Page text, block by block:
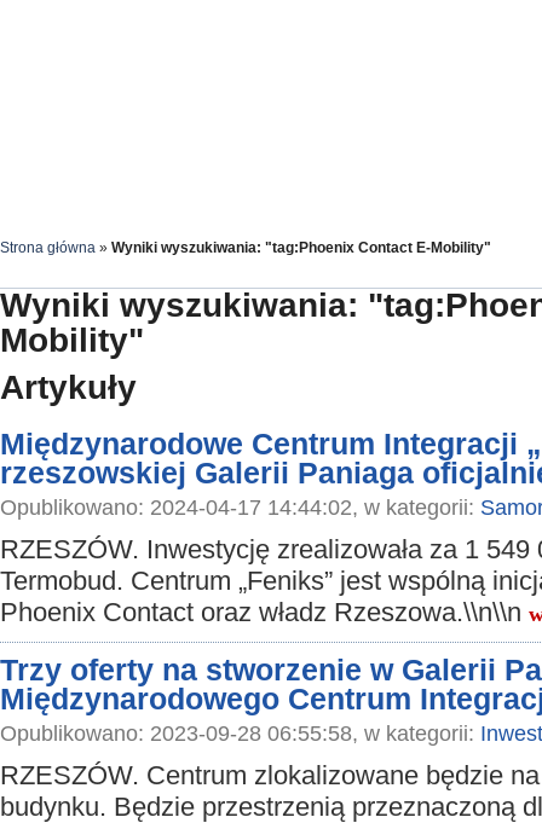
Strona główna » Wyniki wyszukiwania: "tag:Phoenix Contact E-Mobility"
Wyniki wyszukiwania:
Mobility"
Artykuły
Międzynarodowe Centrum Integracji
rzeszowskiej Galerii Paniaga
Opublikowano: 2024-04-17 14:44:02, w kategorii:
RZESZÓW. Inwestycję zrealizowała za 1 549
Termobud. Centrum „Feniks” jest wspólną
Phoenix Contact oraz władz Rzeszowa.\\n\\n
Trzy oferty na stworzenie w Galerii
Międzynarodowego Centrum
Opublikowano: 2023-09-28 06:55:58, w kategorii:
RZESZÓW. Centrum zlokalizowane będzie
budynku. Będzie przestrzenią przeznaczoną